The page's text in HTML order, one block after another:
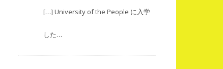
[…] University of the People に入学
した…